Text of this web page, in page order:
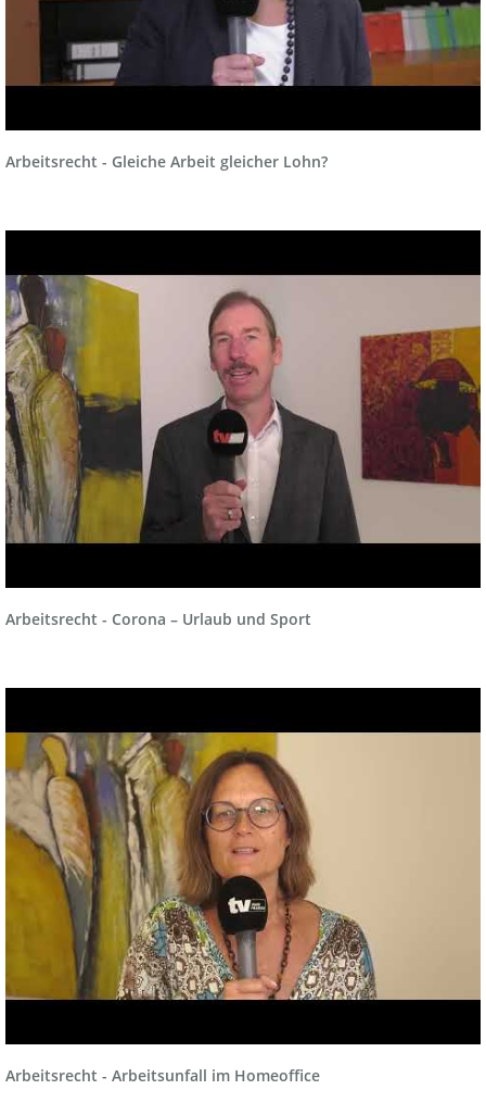
Arbeitsrecht - Gleiche Arbeit gleicher Lohn?
Arbeitsrecht - Corona – Urlaub und Sport
Arbeitsrecht - Arbeitsunfall im Homeoffice